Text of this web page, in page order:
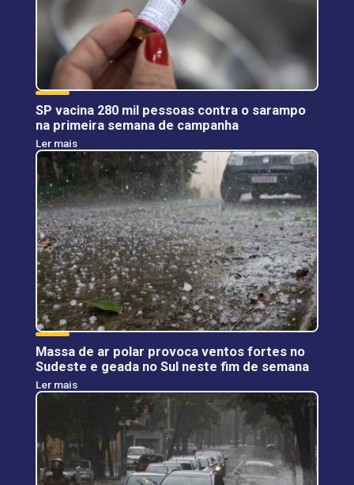
SP vacina 280 mil pessoas contra o sarampo
na primeira semana de campanha
Ler mais
Massa de ar polar provoca ventos fortes no
Sudeste e geada no Sul neste fim de semana
Ler mais